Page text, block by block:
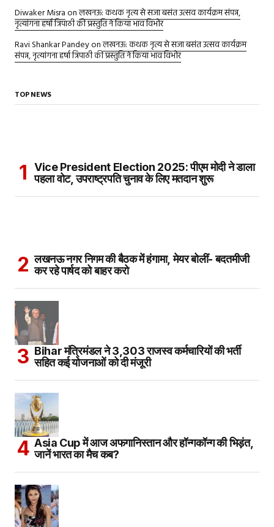
Diwaker Misraonलखनऊ: कथक नृत्य से सजा बसंत उत्सव कार्यक्रम संपन्न,
नृत्यांगना हर्षा त्रिपाठी की प्रस्तुति ने किया भाव विभोर
Ravi Shankar Pandeyonलखनऊ: कथक नृत्य से सजा बसंत उत्सव कार्यक्रम
संपन्न, नृत्यांगना हर्षा त्रिपाठी की प्रस्तुति ने किया भाव विभोर
TOP NEWS
Vice President Election 2025: पीएम मोदी ने डाला
पहला वोट, उपराष्ट्रपति चुनाव के लिए मतदान शुरू
लखनऊ नगर निगम की बैठक में हंगामा, मेयर बोलीं- बदतमीजी
कर रहे पार्षद को बाहर करो
Bihar मंत्रिमंडल ने 3,303 राजस्व कर्मचारियों की भर्ती
सहित कई योजनाओं को दी मंजूरी
Asia Cup में आज अफगानिस्तान और हॉन्गकॉन्ग की भिड़ंत,
जानें भारत का मैच कब?